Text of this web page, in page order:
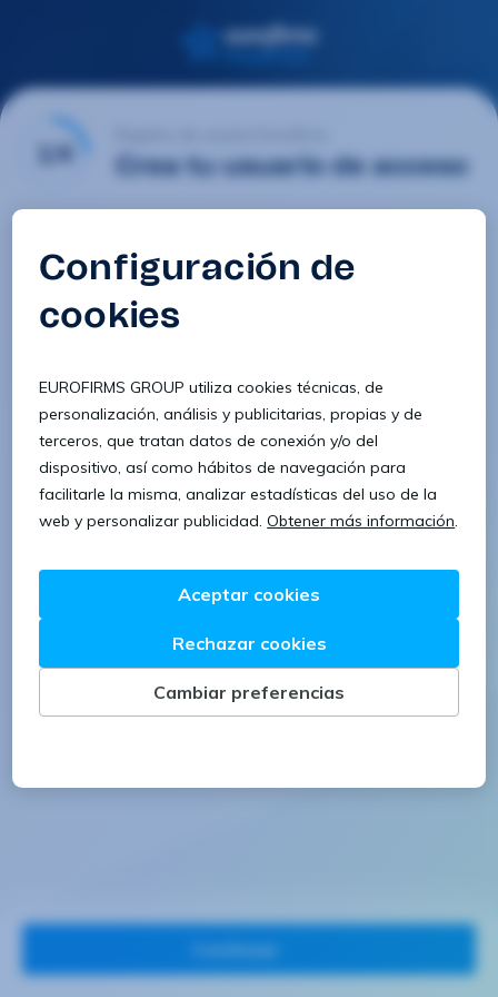
1/4 Crea tu usuario de acceso
Contraseña
Confirmar contraseña
8 caracteres 1 letra minúscula
1 letra mayúscula 1 número